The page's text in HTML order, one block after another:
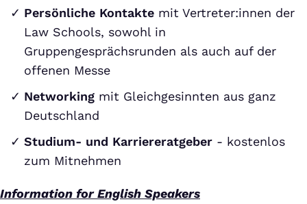
Persönliche Kontakte mit Vertreter:innen der
Law Schools, sowohl in
Gruppengesprächsrunden als auch auf der
offenen Messe
Networking mit Gleichgesinnten aus ganz
Deutschland
Studium- und Karriereratgeber - kostenlos
zum Mitnehmen
Information for English Speakers